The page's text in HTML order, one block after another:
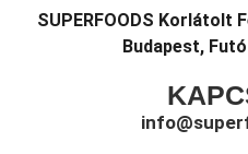
SUPERFOODS Korlátolt
Budapest,